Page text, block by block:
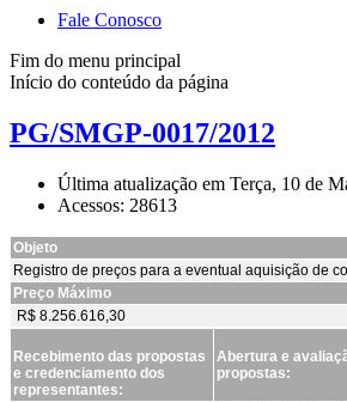
Fale Conosco
Fim do menu principal
Início do conteúdo da página
PG/SMGP-0017/2012
Última atualização em Terça, 10 de
Acessos: 28613
Objeto
Registro de preços para a eventual aquisição de
Preço Máximo
R$ 8.256.616,30
Recebimento das propostas
e credenciamento dos
representantes:
Abertura e
propostas: